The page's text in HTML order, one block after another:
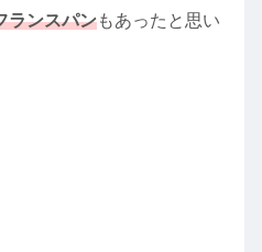
ランスパンもあったと思い